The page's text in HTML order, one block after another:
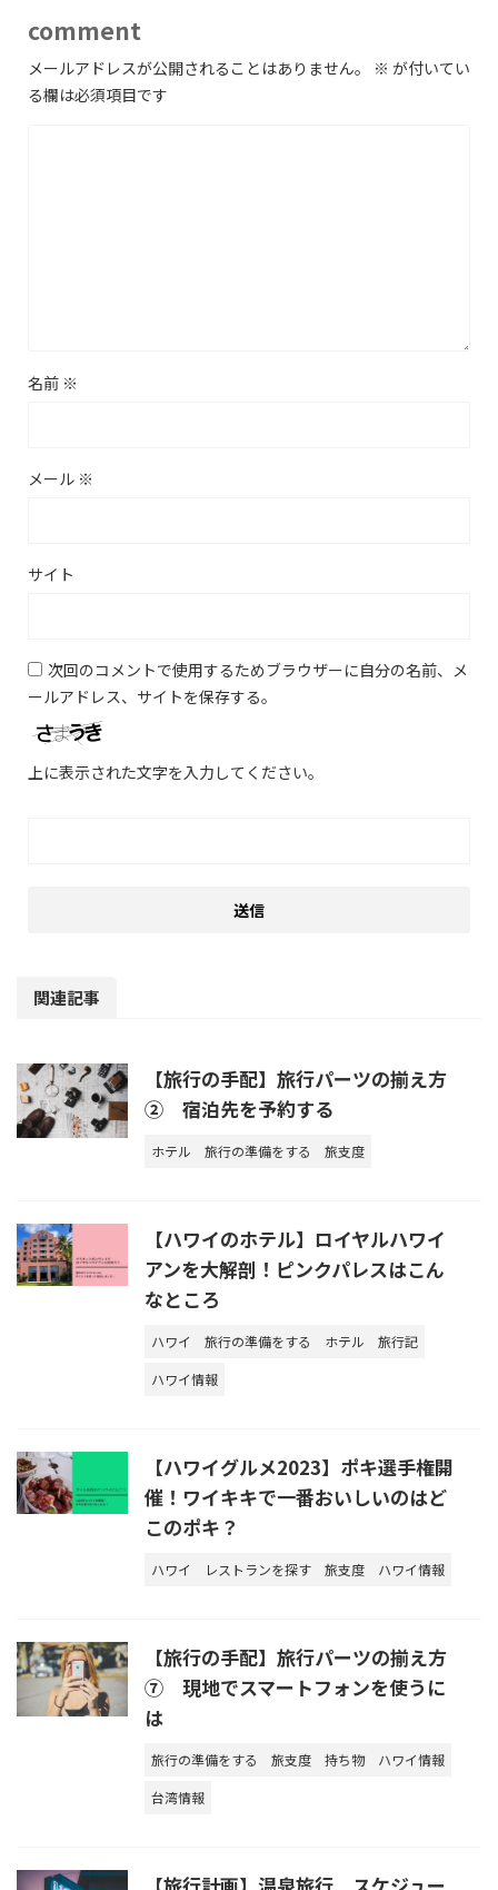
comment
メールアドレスが公開されることはありません。 ※ が付いてい
る欄は必須項目です
名前 ※
メール ※
サイト
次回のコメントで使用するためブラウザーに自分の名前、メ
ールアドレス、サイトを保存する。
上に表示された文字を入力してください。
関連記事
【旅行の手配】旅行パーツの揃え方
② 宿泊先を予約する
ホテル 旅行の準備をする 旅支度
【ハワイのホテル】ロイヤルハワイ
アンを大解剖！ピンクパレスはこん
なところ
ハワイ 旅行の準備をする ホテル
旅行記
ハワイ情報
【ハワイグルメ2023】ポキ選手権開
催！ワイキキで一番おいしいのはど
このポキ？
ハワイ レストランを探す 旅支度 ハワイ情報
【旅行の手配】旅行パーツの揃え方
⑦ 現地でスマートフォンを使うに
は
旅行の準備をする 旅支度 持ち物
ハワイ情報
台湾情報